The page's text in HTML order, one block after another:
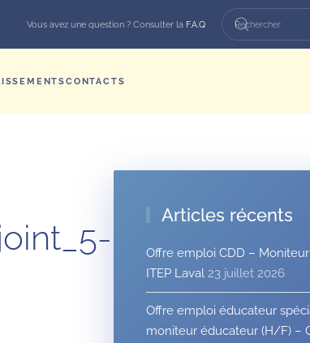
Vous avez une question ? Consulter la F.A.Q
CONTACTS
Articles récents
Offre emploi CDD –
ITEP Laval 23 juillet 2026
Offre emploi éducateur
moniteur éducateur (H/F) –